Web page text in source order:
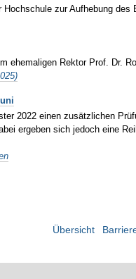
zur Aufhebung
ehemaligen Rektor Prof. Dr.
2022 einen zusätzlichen
ergeben sich jedoch eine
Übersicht